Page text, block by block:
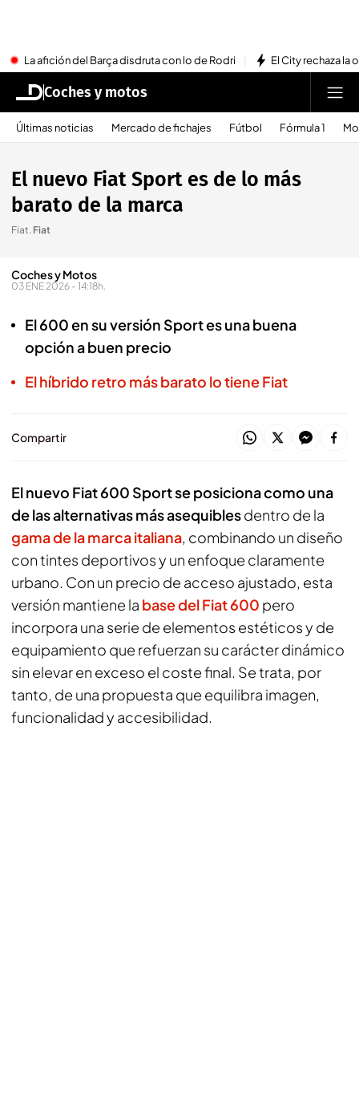
La afición del Barça disdruta con lo de Rodri El City rechaza la
Coches y motos
Últimas noticias Mercado de fichajes Fútbol Fórmula 1
El nuevo Fiat Sport es de lo más
barato de la marca
Fiat. Fiat
Coches y Motos
03 ENE 2026 - 14:18h.
El 600 en su versión Sport es una buena
opción a buen precio
El híbrido retro más barato lo tiene Fiat
Compartir
El nuevo Fiat 600 Sport se posiciona como una
de las alternativas más asequiblesdentro de la
gama de la marca italiana, combinando un diseño
con tintes deportivos y un enfoque claramente
urbano. Con un precio de acceso ajustado, esta
versión mantiene la base del Fiat 600 pero
incorpora una serie de elementos estéticos y de
equipamiento que refuerzan su carácter dinámico
sin elevar en exceso el coste final. Se trata, por
tanto, de una propuesta que equilibra imagen,
funcionalidad y accesibilidad.